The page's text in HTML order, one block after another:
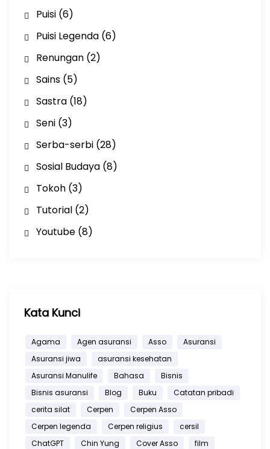
Puisi(6)
Puisi Legenda(6)
Renungan(2)
Sains(5)
Sastra(18)
Seni(3)
Serba-serbi(28)
Sosial Budaya(8)
Tokoh(3)
Tutorial(2)
Youtube(8)
Kata Kunci
Agama Agen asuransi Asso
Asuransi
Asuransi jiwa
asuransi kesehatan
Asuransi Manulife
Bahasa
Bisnis
Bisnis asuransi
Blog Buku
Catatan pribadi
cerita silat
Cerpen
Cerpen Asso
Cerpen legenda
Cerpen religius
cersil
ChatGPT
Chin Yung Cover Asso
film